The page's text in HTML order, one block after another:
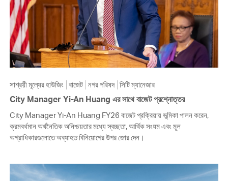
সাশ্রয়ী মূল্যের হাউজিং বাজেট নগর পরিষদ সিটি ম্যানেজার
City Manager Yi-An Huang এর সাথে বাজেট প্রশ্নোত্তর
City Manager Yi-An Huang FY26 বাজেট প্রক্রিয়ায় ভূমিকা পালন করেন,
ক্রমবর্ধমান অর্থনৈতিক অনিশ্চয়তার মধ্যে স্বচ্ছতা, আর্থিক সংযম এবং মূল
অগ্রাধিকারগুলোতে অব্যাহত বিনিয়োগের উপর জোর দেন।